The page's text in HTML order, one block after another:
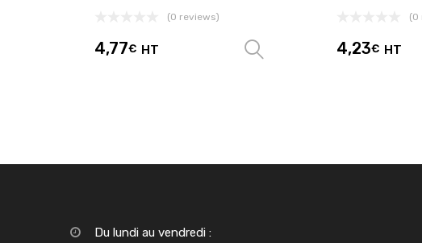
(0 reviews)
4,77€ HT Choix des options
(0
4,23€ HT
Du lundi au vendredi :